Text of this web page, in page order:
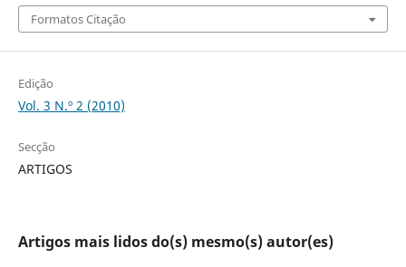
Formatos Citação
Edição
Vol. 3 N.º 2 (2010)
Secção
ARTIGOS
Artigos mais lidos do(s) mesmo(s) autor(es)